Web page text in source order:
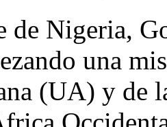
de Nigeria,
una
(UA) y de